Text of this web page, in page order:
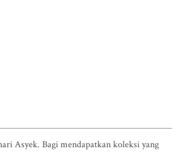
Asyek. Bagi mendapatkan koleksi yang